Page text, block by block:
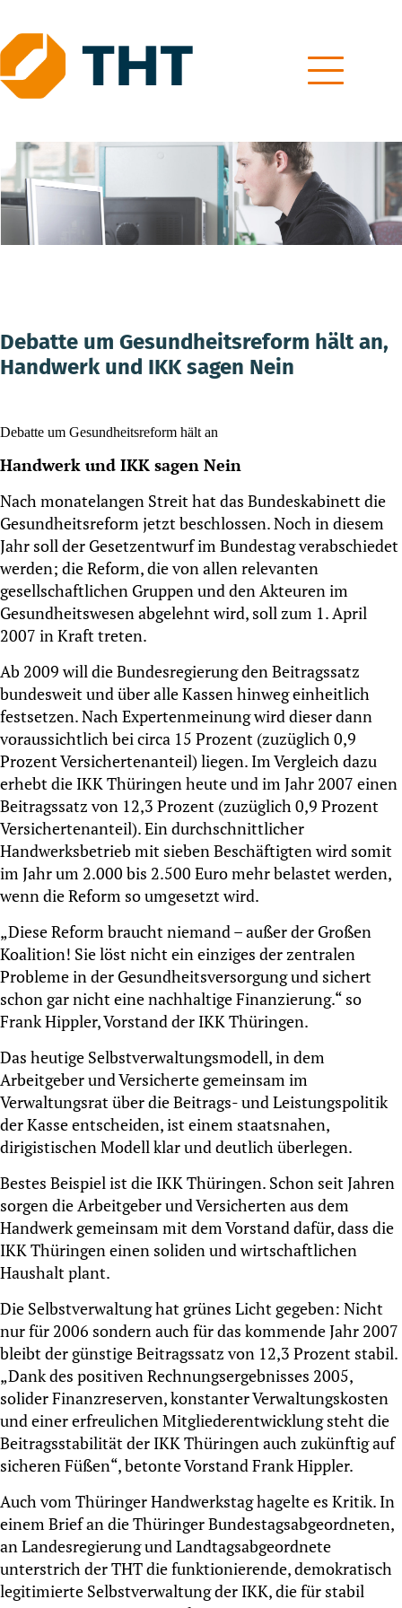
to
content
Debatte um Gesundheitsreform hält an,
Handwerk und IKK sagen Nein
Debatte um Gesundheitsreform hält an
Handwerk und IKK sagen Nein
Nach monatelangen Streit hat das Bundeskabinett die
Gesundheitsreform jetzt beschlossen. Noch in diesem
Jahr soll der Gesetzentwurf im Bundestag verabschiedet
werden; die Reform, die von allen relevanten
gesellschaftlichen Gruppen und den Akteuren im
Gesundheitswesen abgelehnt wird, soll zum 1. April
2007 in Kraft treten.
Ab 2009 will die Bundesregierung den Beitragssatz
bundesweit und über alle Kassen hinweg einheitlich
festsetzen. Nach Expertenmeinung wird dieser dann
voraussichtlich bei circa 15 Prozent (zuzüglich 0,9
Prozent Versichertenanteil) liegen. Im Vergleich dazu
erhebt die IKK Thüringen heute und im Jahr 2007 einen
Beitragssatz von 12,3 Prozent (zuzüglich 0,9 Prozent
Versichertenanteil). Ein durchschnittlicher
Handwerksbetrieb mit sieben Beschäftigten wird somit
im Jahr um 2.000 bis 2.500 Euro mehr belastet werden,
wenn die Reform so umgesetzt wird.
„Diese Reform braucht niemand – außer der Großen
Koalition! Sie löst nicht ein einziges der zentralen
Probleme in der Gesundheitsversorgung und sichert
schon gar nicht eine nachhaltige Finanzierung.“ so
Frank Hippler, Vorstand der IKK Thüringen.
Das heutige Selbstverwaltungsmodell, in dem
Arbeitgeber und Versicherte gemeinsam im
Verwaltungsrat über die Beitrags- und Leistungspolitik
der Kasse entscheiden, ist einem staatsnahen,
dirigistischen Modell klar und deutlich überlegen.
Bestes Beispiel ist die IKK Thüringen. Schon seit Jahren
sorgen die Arbeitgeber und Versicherten aus dem
Handwerk gemeinsam mit dem Vorstand dafür, dass die
IKK Thüringen einen soliden und wirtschaftlichen
Haushalt plant.
Die Selbstverwaltung hat grünes Licht gegeben: Nicht
nur für 2006 sondern auch für das kommende Jahr 2007
bleibt der günstige Beitragssatz von 12,3 Prozent stabil.
„Dank des positiven Rechnungsergebnisses 2005,
solider Finanzreserven, konstanter Verwaltungskosten
und einer erfreulichen Mitgliederentwicklung steht die
Beitragsstabilität der IKK Thüringen auch zukünftig auf
sicheren Füßen“, betonte Vorstand Frank Hippler.
Auch vom Thüringer Handwerkstag hagelte es Kritik. In
einem Brief an die Thüringer Bundestagsabgeordneten,
an Landesregierung und Landtagsabgeordnete
unterstrich der THT die funktionierende, demokratisch
legitimierte Selbstverwaltung der IKK, die für stabil